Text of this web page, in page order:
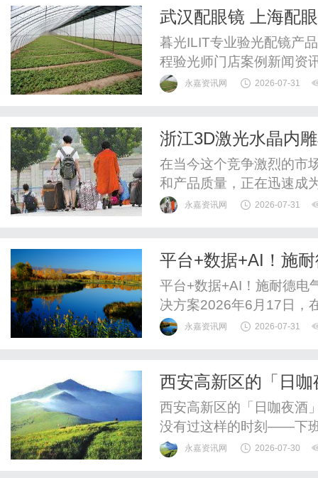
策。一、了解光纤切割机
武汉配眼镜 上海配
暮光ILIT专业验光配镜产
程验光师门店案例新闻资
惠，兼顾高专业度与高性
永嘉资讯网 2026-07-31
浙江3D激光水晶内
在当今这个竞争激烈的市
和产品质量，正在迅速成
和个人都开始关注这一产
晶内雕机是一种利用激光
永嘉资讯网 2026-07-31
平台+数据+AI！施
发布
平台+数据+AI！施耐德电
决方案2026年6月17日，
气重磅发布全新一代能源
期的可预测、可调度、可
永嘉资讯网 2026-07-31
西安高新区的「日
容纳温柔
西安高新区的「日咖夜酒
没有过这样的时刻——下
夜店的喧嚣？想找个地方
永嘉资讯网 2026-07-30